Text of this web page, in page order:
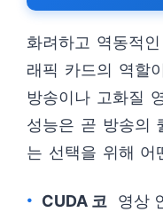
화려하고 역동적
래픽 카드의 역할
방송이나 고화질
성능은 곧 방송의
는 선택을 위해 어
CUDA 코
영상